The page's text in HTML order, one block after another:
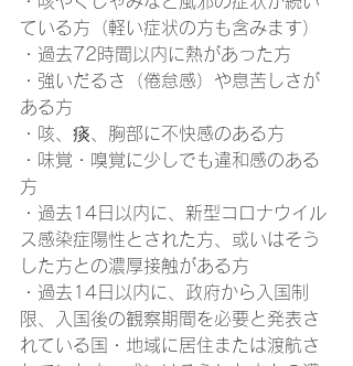
ている方（軽い症状の方も含みます）
・過去72時間以内に熱があった方
・強いだるさ（倦怠感）や息苦しさが
ある方
・咳、痰、胸部に不快感のある方
・味覚・嗅覚に少しでも違和感のある
方
・過去14日以内に、新型コロナウイル
ス感染症陽性とされた方、或いはそう
した方との濃厚接触がある方
・過去14日以内に、政府から入国制
限、入国後の観察期間を必要と発表さ
れている国・地域に居住または渡航さ